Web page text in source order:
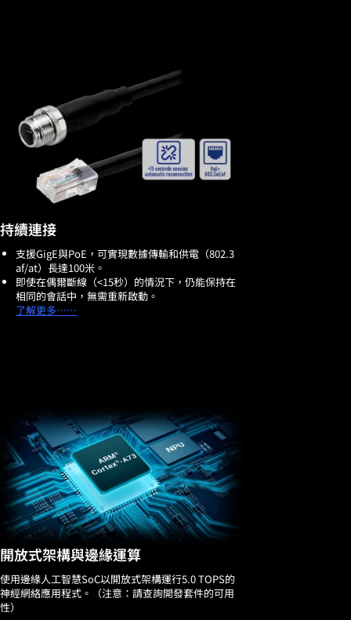
持續連接
支援GigE與PoE，可實現數據傳輸和供電（802.3
af/at）長達100米。
即使在偶爾斷線（<15秒）的情況下，仍能保持在
相同的會話中，無需重新啟動。
了解更多……
開放式架構與邊緣運算
使用邊緣人工智慧SoC以開放式架構運行5.0 TOPS的
神經網絡應用程式。（注意：請查詢開發套件的可用
性）